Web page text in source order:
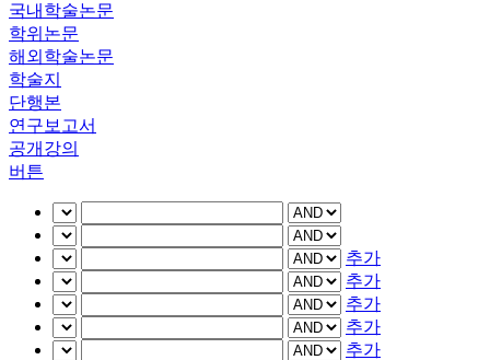
국내학술논문
학위논문
해외학술논문
학술지
단행본
연구보고서
공개강의
버튼
추가
추가
추가
추가
추가